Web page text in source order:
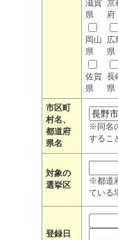
滋賀
県
京
府
岡山
県
広
県
佐賀
県
長
県
市区町
村名、
都道府
県名
※同名
するこ
対象の
選挙区
※都道
ている
登録日